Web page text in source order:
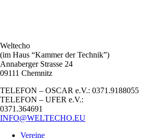
Weltecho
(im Haus “Kammer der Technik”)
Annaberger Strasse 24
09111 Chemnitz
TELEFON – OSCAR e.V.: 0371.9188055
TELEFON – UFER e.V.:
0371.364691
INFO@WELTECHO.EU
Vereine